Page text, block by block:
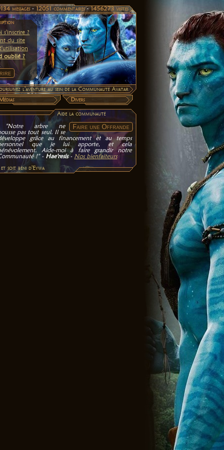
messages -12051 commentaires -1456273 visites
s'inscrire ?
du site
oublié ?
l'aventure au sein de la Communauté Avatar
Divers
Aide la communauté
"Notre arbre ne
pas tout seul. Il se
grâce au financement et au temps
que je lui apporte, et cela
Aide-moi à faire grandir notre
!" - Hae'resis- Nos bienfaiteurs
et soit béni d'Eywa